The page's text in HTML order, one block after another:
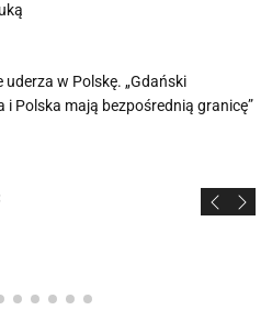
w Polskę. „Gdański
i Polska mają bezpośrednią granicę”